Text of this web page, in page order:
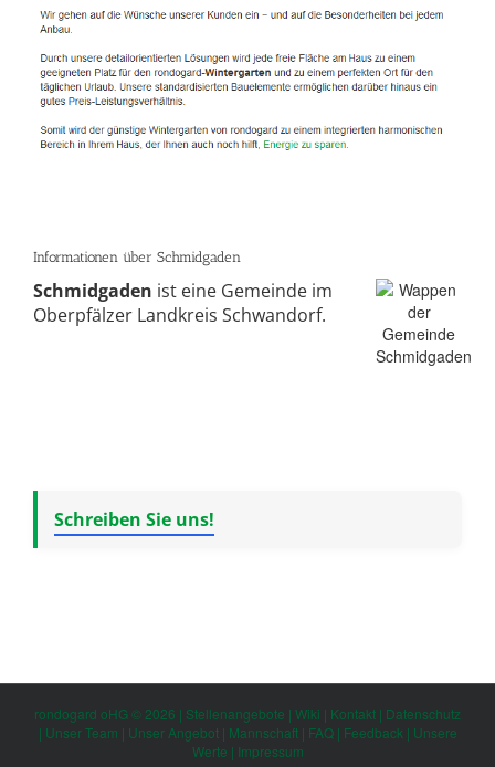
Informationen über Schmidgaden
Schmidgaden ist eine Gemeinde im
Oberpfälzer Landkreis Schwandorf.
Schreiben Sie uns!
rondogard oHG © 2026 | Stellenangebote | Wiki | Kontakt | Datenschutz
| Unser Team | Unser Angebot| Mannschaft| FAQ| Feedback | Unsere
Werte | Impressum